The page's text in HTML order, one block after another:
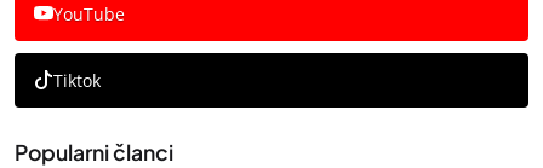
YouTube
Tiktok
Popularni članci